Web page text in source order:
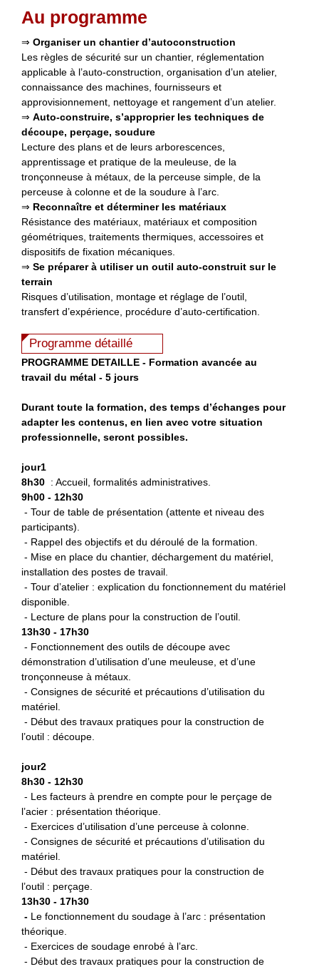
Au programme
⇒ Organiser un chantier d’autoconstruction
Les règles de sécurité sur un chantier, réglementation
applicable à l’auto-construction, organisation d’un atelier,
connaissance des machines, fournisseurs et
approvisionnement, nettoyage et rangement d’un atelier.
⇒ Auto-construire, s’approprier les techniques de
découpe, perçage, soudure
Lecture des plans et de leurs arborescences,
apprentissage et pratique de la meuleuse, de la
tronçonneuse à métaux, de la perceuse simple, de la
perceuse à colonne et de la soudure à l’arc.
⇒ Reconnaître et déterminer les matériaux
Résistance des matériaux, matériaux et composition
géométriques, traitements thermiques, accessoires et
dispositifs de fixation mécaniques.
⇒ Se préparer à utiliserun outil auto-construit sur le
terrain
Risques d’utilisation, montage et réglage de l’outil,
transfert d’expérience, procédure d’auto-certification.
Programme détaillé
PROGRAMME DETAILLE - Formation avancée au
travail du métal - 5 jours
Durant toute la formation, des temps d’échanges pour
adapter les contenus, en lien avec votre situation
professionnelle, seront possibles.
jour1
8h30 : Accueil, formalités administratives.
9h00 - 12h30
- Tour de table de présentation (attente et niveau des
participants).
- Rappel des objectifs et du déroulé de la formation.
- Mise en place du chantier, déchargement du matériel,
installation des postes de travail.
- Tour d’atelier : explication du fonctionnement du matériel
disponible.
- Lecture de plans pour la construction de l’outil.
13h30 - 17h30
- Fonctionnement des outils de découpe avec
démonstration d’utilisation d’une meuleuse, et d’une
tronçonneuse à métaux.
- Consignes de sécurité et précautions d’utilisation du
matériel.
- Début des travaux pratiques pour la construction de
l’outil : découpe.
jour2
8h30 - 12h30
- Les facteurs à prendre en compte pour le perçage de
l’acier : présentation théorique.
- Exercices d’utilisation d’une perceuse à colonne.
- Consignes de sécurité et précautions d’utilisation du
matériel.
- Début des travaux pratiques pour la construction de
l’outil : perçage.
13h30 - 17h30
- L e fonctionnement du soudage à l’arc : présentation
théorique.
- Exercices de soudage enrobé à l’arc.
- Début des travaux pratiques pour la construction de